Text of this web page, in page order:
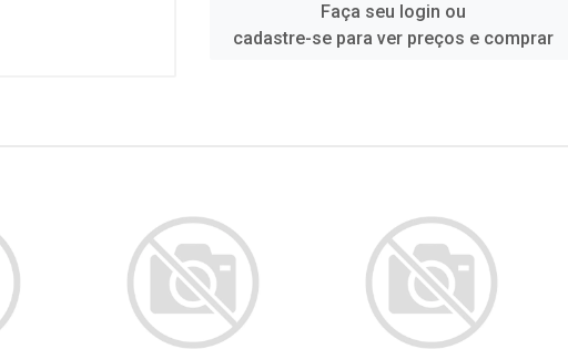
Faça seu login ou
cadastre-se para ver preços e comprar